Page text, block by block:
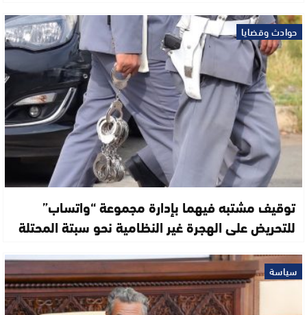
حوادث وقضايا
توقيف مشتبه فيهما بإدارة مجموعة “واتساب”
للتحريض على الهجرة غير النظامية نحو سبتة المحتلة
سياسة